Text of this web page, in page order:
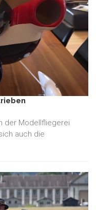
der Modellfliegerei
auch die